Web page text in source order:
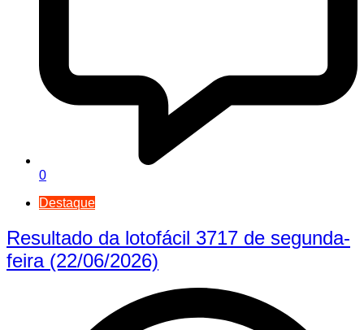
0
Destaque
Resultado da lotofácil 3717 de segunda-
feira (22/06/2026)